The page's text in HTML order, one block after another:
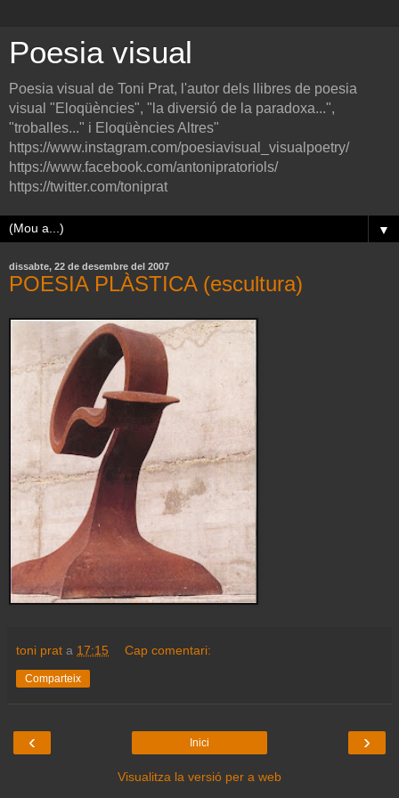
Poesia visual
Poesia visual de Toni Prat, l'autor dels llibres de poesia
visual "Eloqüències", "la diversió de la paradoxa...",
"troballes..." i Eloqüències Altres"
https://www.instagram.com/poesiavisual_visualpoetry/
https://www.facebook.com/antonipratoriols/
https://twitter.com/toniprat
▼
dissabte, 22 de desembre del 2007
POESIA PLÀSTICA (escultura)
toni prat a 17:15 Cap comentari:
Comparteix
‹ ›
Inici
Visualitza la versió per a web